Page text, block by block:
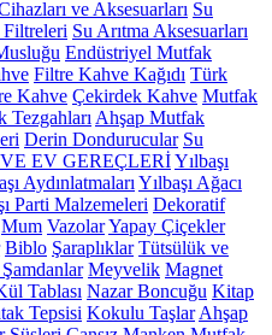
ve Aksesuarları Su
Filtreleri Su Arıtma Aksesuarları
Endüstriyel Mutfak
Filtre Kahve Kağıdı Türk
Kahve Çekirdek Kahve Mutfak
Tezgahları Ahşap Mutfak
Derin Dondurucular Su
EV GEREÇLERİYılbaşı
Aydınlatmaları Yılbaşı Ağacı
Parti Malzemeleri Dekoratif
Mum VazolarYapay Çiçekler
Biblo Şaraplıklar Tütsülük ve
Meyvelik Magnet
Tablası Nazar Boncuğu Kitap
Tepsisi Kokulu Taşlar Ahşap